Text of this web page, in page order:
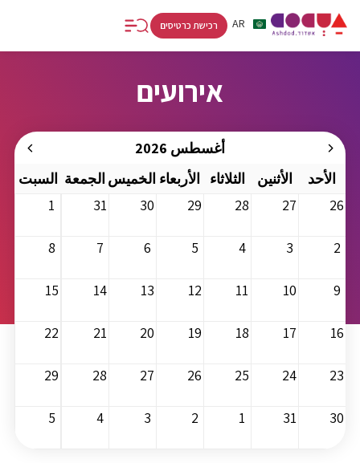
AR
HE
רכישת כרטיסים
אירועים
أغسطس 2026
الأحد
الأثنين الثلاثاء الأربعاء الخميس الجمعة السبت
26
27
28
29
30
31
1
2
3
4
5
6
7
8
9
10
11
12
13
14
15
16
17
18
19
20
21
22
23
24
25
26
27
28
29
30
31
1
2
3
4
5